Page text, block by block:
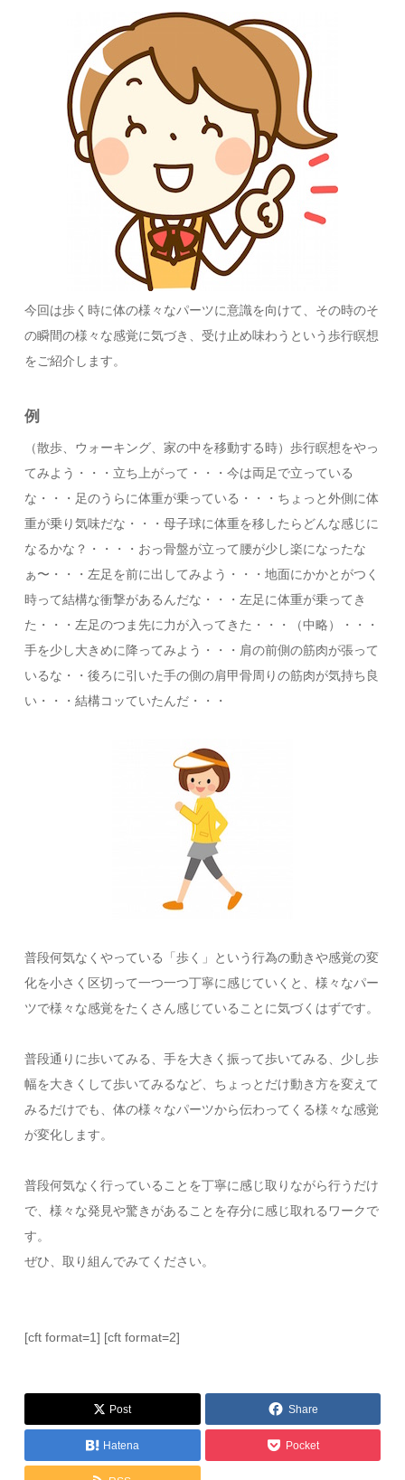
今回は歩く時に体の様々なパーツに意識を向けて、その時のそ
の瞬間の様々な感覚に気づき、受け止め味わうという歩行瞑想
をご紹介します。
例
（散歩、ウォーキング、家の中を移動する時）歩行瞑想をやっ
てみよう・・・立ち上がって・・・今は両足で立っている
な・・・足のうらに体重が乗っている・・・ちょっと外側に体
重が乗り気味だな・・・母子球に体重を移したらどんな感じに
なるかな？・・・・おっ骨盤が立って腰が少し楽になったな
ぁ〜・・・左足を前に出してみよう・・・地面にかかとがつく
時って結構な衝撃があるんだな・・・左足に体重が乗ってき
た・・・左足のつま先に力が入ってきた・・・（中略）・・・
手を少し大きめに降ってみよう・・・肩の前側の筋肉が張って
いるな・・後ろに引いた手の側の肩甲骨周りの筋肉が気持ち良
い・・・結構コッていたんだ・・・
普段何気なくやっている「歩く」という行為の動きや感覚の変
化を小さく区切って一つ一つ丁寧に感じていくと、様々なパー
ツで様々な感覚をたくさん感じていることに気づくはずです。
普段通りに歩いてみる、手を大きく振って歩いてみる、少し歩
幅を大きくして歩いてみるなど、ちょっとだけ動き方を変えて
みるだけでも、体の様々なパーツから伝わってくる様々な感覚
が変化します。
普段何気なく行っていることを丁寧に感じ取りながら行うだけ
で、様々な発見や驚きがあることを存分に感じ取れるワークで
す。
ぜひ、取り組んでみてください。
[cft format=1] [cft format=2]
Post Share
Hatena Pocket